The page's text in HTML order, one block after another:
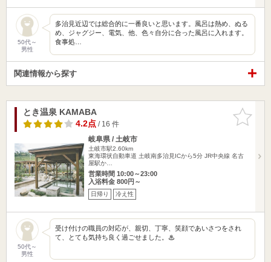
50代～
男性
多治見近辺では総合的に一番良いと思います。風呂は熱め、ぬる
め、ジャグジー、電気、他、色々自分に合った風呂に入れます。
食事処…
関連情報から探す
お気に入
りに追加
とき温泉 KAMABA
4.2点/ 16 件
岐阜県 / 土岐市
土岐市駅2.60km
東海環状自動車道 土岐南多治見ICから5分 JR中央線 名古
屋駅か…
営業時間 10:00～23:00
入浴料金 800円～
日帰り 冷え性
50代～
男性
受け付けの職員の対応が、親切、丁寧、笑顔であいさつをされ
て、とても気持ち良く過ごせました。♨